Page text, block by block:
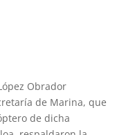
Obrador
de Marina, que
de dicha